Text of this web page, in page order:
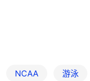
NCAA 游泳